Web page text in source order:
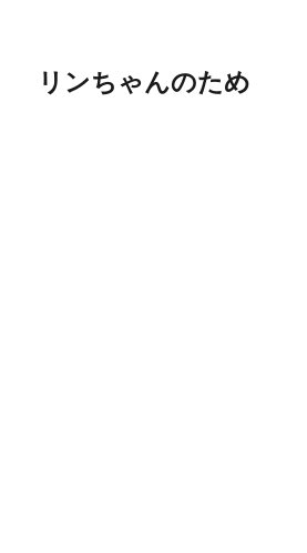
リンちゃんのため